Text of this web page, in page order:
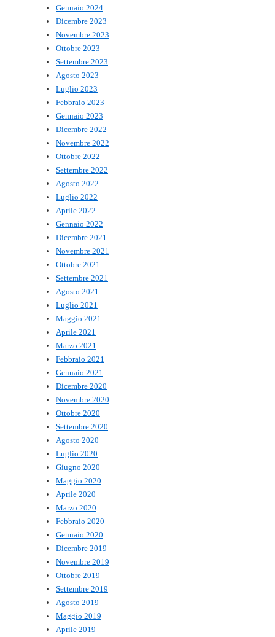
Gennaio 2024
Dicembre 2023
Novembre 2023
Ottobre 2023
Settembre 2023
Agosto 2023
Luglio 2023
Febbraio 2023
Gennaio 2023
Dicembre 2022
Novembre 2022
Ottobre 2022
Settembre 2022
Agosto 2022
Luglio 2022
Aprile 2022
Gennaio 2022
Dicembre 2021
Novembre 2021
Ottobre 2021
Settembre 2021
Agosto 2021
Luglio 2021
Maggio 2021
Aprile 2021
Marzo 2021
Febbraio 2021
Gennaio 2021
Dicembre 2020
Novembre 2020
Ottobre 2020
Settembre 2020
Agosto 2020
Luglio 2020
Giugno 2020
Maggio 2020
Aprile 2020
Marzo 2020
Febbraio 2020
Gennaio 2020
Dicembre 2019
Novembre 2019
Ottobre 2019
Settembre 2019
Agosto 2019
Maggio 2019
Aprile 2019